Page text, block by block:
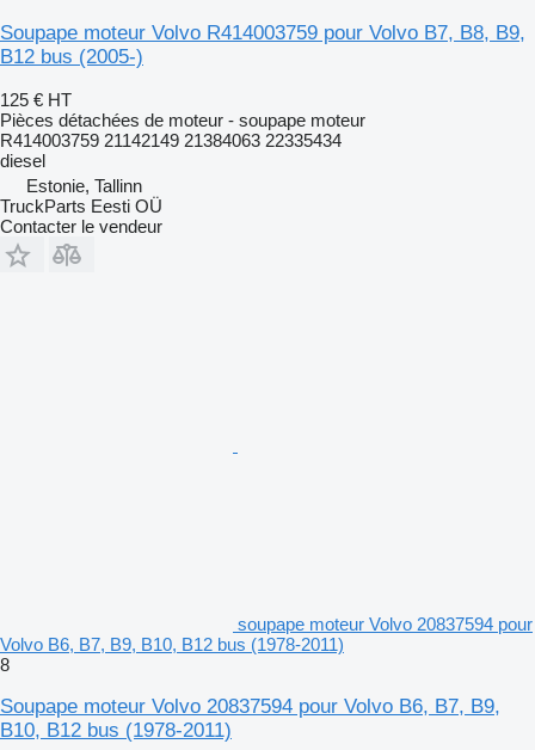
Soupape moteur Volvo R414003759 pour Volvo B7, B8, B9,
B12 bus (2005-)
125 € HT
Pièces détachées de moteur - soupape moteur
R414003759 21142149 21384063 22335434
diesel
Estonie, Tallinn
TruckParts Eesti OÜ
Contacter le vendeur
soupape moteur Volvo 20837594 pour
Volvo B6, B7, B9, B10, B12 bus (1978-2011)
8
Soupape moteur Volvo 20837594 pour Volvo B6, B7, B9,
B10, B12 bus (1978-2011)